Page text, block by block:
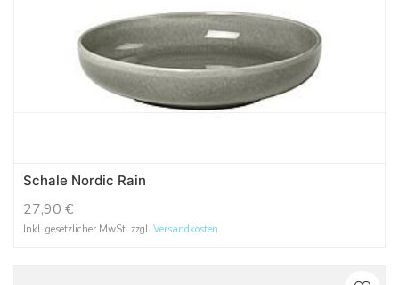
Schale Nordic Rain
27,90 €
Inkl. gesetzlicher MwSt. zzgl. Versandkosten